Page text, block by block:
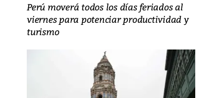
Perú moverá todos los días feriados al
viernes para potenciar productividad y
turismo